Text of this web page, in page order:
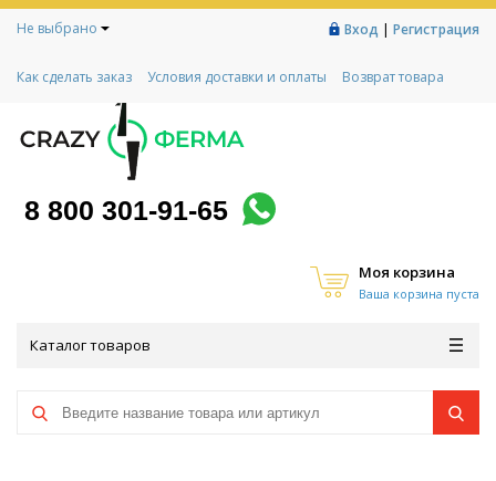
Не выбрано Вход | Регистрация
Как сделать заказ Условия доставки и оплаты
Возврат товара
Контакты
Социальный контракт
Любимая ферма
8 800 301-91-65
Моя корзина
Ваша корзина пуста
Каталог товаров